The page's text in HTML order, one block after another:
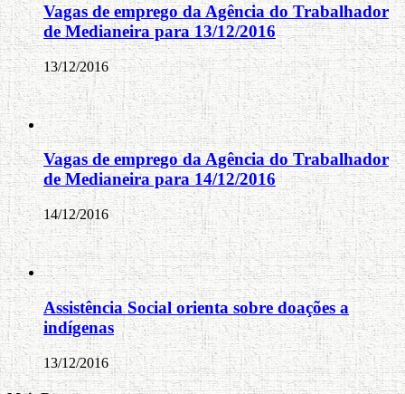
Vagas de emprego da Agência do Trabalhador
de Medianeira para 13/12/2016
13/12/2016
Vagas de emprego da Agência do Trabalhador
de Medianeira para 14/12/2016
14/12/2016
Assistência Social orienta sobre doações a
indígenas
13/12/2016